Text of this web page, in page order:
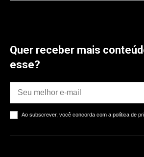
Quer receber mais
esse?
Ao subscrever, você concorda com a política de